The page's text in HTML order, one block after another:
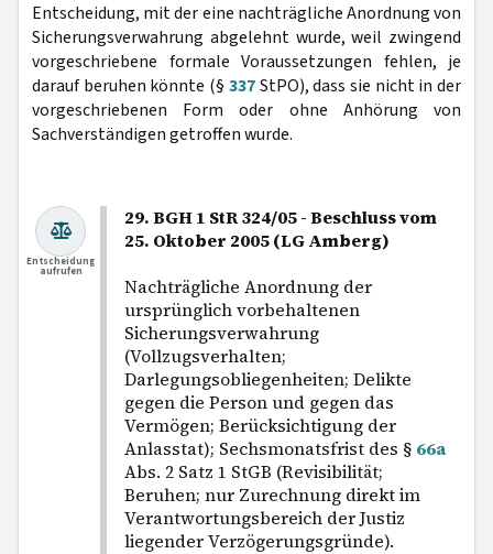
Entscheidung, mit der eine nachträgliche Anordnung von
Sicherungsverwahrung abgelehnt wurde, weil zwingend
vorgeschriebene formale Voraussetzungen fehlen, je
darauf beruhen könnte (§ 337StPO), dass sie nicht in der
vorgeschriebenen Form oder ohne Anhörung von
Sachverständigen getroffen wurde.
29. BGH 1 StR 324/05 - Beschluss vom
25. Oktober 2005 (LG Amberg)
Nachträgliche Anordnung der
ursprünglich vorbehaltenen
Sicherungsverwahrung
(Vollzugsverhalten;
Darlegungsobliegenheiten; Delikte
gegen die Person und gegen das
Vermögen; Berücksichtigung der
Anlasstat); Sechsmonatsfrist des § 66a
Abs. 2 Satz 1 StGB (Revisibilität;
Beruhen; nur Zurechnung direkt im
Verantwortungsbereich der Justiz
liegender Verzögerungsgründe).
Entscheidung
aufrufen